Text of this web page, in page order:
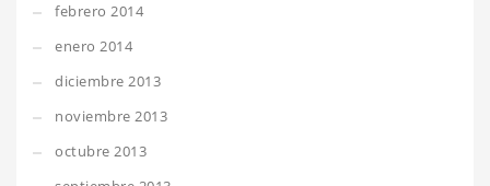
febrero 2014
enero 2014
diciembre 2013
noviembre 2013
octubre 2013